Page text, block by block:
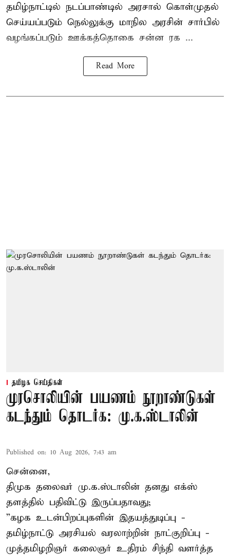
தமிழ்நாட்டில் நடப்பாண்டில் அரசால் கொள்முதல்
செய்யப்படும் நெல்லுக்கு மாநில அரசின் சார்பில்
வழங்கப்படும் ஊக்கத்தொகை சன்ன ரக ...
Read More
தமிழக செய்திகள்
முரசொலியின் பயணம் நூறாண்டுகள்
கடந்தும் தொடர்க: மு.க.ஸ்டாலின்
Published on: 10 Aug 2026, 7:43 am
சென்னை,
திமுக தலைவர் மு.க.ஸ்டாலின் தனது எக்ஸ்
தளத்தில் பதிவிட்டு இருப்பதாவது;
”கழக உடன்பிறப்புகளின் இதயத்துடிப்பு -
தமிழ்நாட்டு அரசியல் வரலாற்றின் நாட்குறிப்பு -
முத்தமிழறிஞர் கலைஞர் உதிரம் சிந்தி வளர்த்த